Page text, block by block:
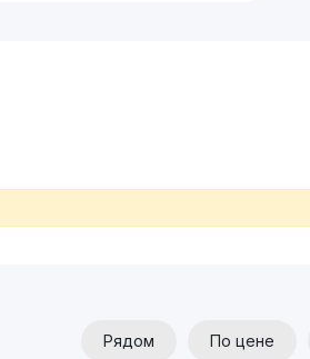
Рядом По цене